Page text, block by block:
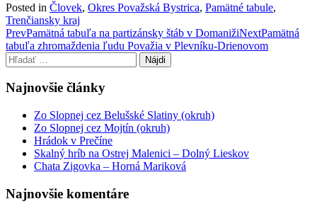
Posted in Človek, Okres Považská Bystrica, Pamätné tabule,
Trenčiansky kraj
Post
navigation
PrevPamätná tabuľa na partizánsky štáb v DomanižiNextPamätná
tabuľa zhromaždenia ľudu Považia v Plevníku-Drienovom
Hľadať:
Najnovšie články
Zo Slopnej cez Belušské Slatiny (okruh)
Zo Slopnej cez Mojtín (okruh)
Hrádok v Prečíne
Skalný hríb na Ostrej Malenici – Dolný Lieskov
Chata Zigovka – Horná Mariková
Najnovšie komentáre